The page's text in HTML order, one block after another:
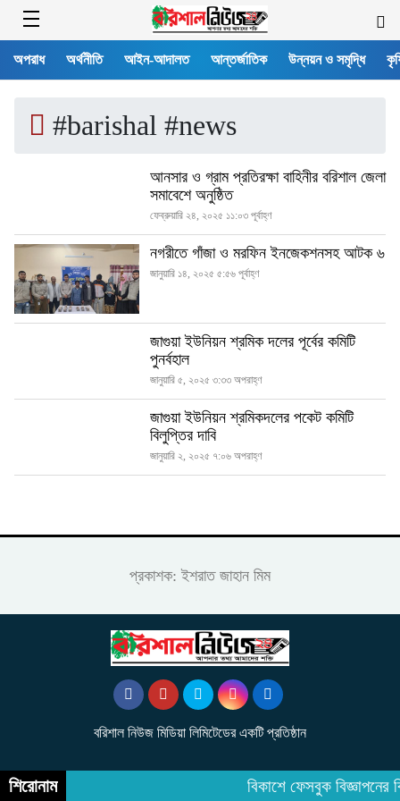
অপরাধ অর্থনীতি আইন-আদালত আন্তর্জাতিক উন্নয়ন ও সমৃদ্ধি
#barishal #news
আনসার ও গ্রাম প্রতিরক্ষা বাহিনীর বরিশাল জেলা
সমাবেশে অনুষ্ঠিত
ফেব্রুয়ারি ২৪, ২০২৫ ১১:০৩ পূর্বাহ্ণ
নগরীতে গাঁজা ও মরফিন ইনজেকশনসহ আটক ৬
জানুয়ারি ১৪, ২০২৫ ৫:৫৬ পূর্বাহ্ণ
জাগুয়া ইউনিয়ন শ্রমিক দলের পূর্বের কমিটি
পুনর্বহাল
জানুয়ারি ৫, ২০২৫ ৩:৩৩ অপরাহ্ণ
জাগুয়া ইউনিয়ন শ্রমিকদলের পকেট কমিটি
বিলুপ্তির দাবি
জানুয়ারি ২, ২০২৫ ৭:০৬ অপরাহ্ণ
প্রকাশক: ইশরাত জাহান মিম
বরিশাল নিউজ মিডিয়া লিমিটেডের একটি প্রতিষ্ঠান
শিরোনাম বিকাশে ফেসবুক বিজ্ঞাপনের